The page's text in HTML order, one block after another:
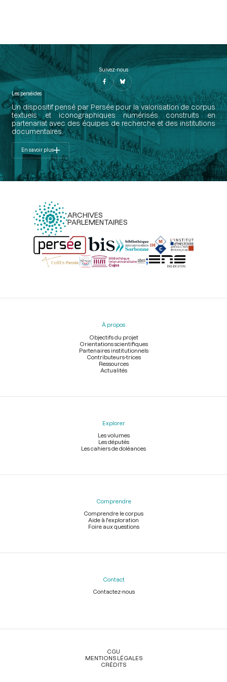
Suivez-nous
Les perséides
Un dispositif pensé par Persée pour la valorisation de corpus
textuels et iconographiques numérisés construits en
partenariat avec des équipes de recherche et des institutions
documentaires.
En savoir plus
ARCHIVES
PARLEMENTAIRES
Menu
À propos
Objectifs du projet
Orientations scientifiques
Partenaires institutionnels
Contributeurs-trices
Ressources
Actualités
Explorer
Les volumes
Les députés
Les cahiers de doléances
Comprendre
Comprendre le corpus
Aide à l'exploration
Foire aux questions
Contact
Contactez-nous
Légal
CGU
MENTIONS LÉGALES
CRÉDITS